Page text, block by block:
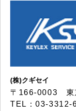
(株)クギセイ
〒166-0003 東
TEL：03-3312-